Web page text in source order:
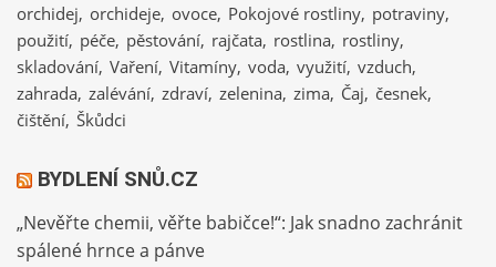
orchidej orchideje ovoce Pokojové rostliny potraviny
použití péče pěstování rajčata rostlina rostliny
skladování Vaření Vitamíny voda využití vzduch
zahrada zalévání zdraví zelenina zima Čaj česnek
čištění Škůdci
BYDLENÍ SNŮ.CZ
„Nevěřte chemii, věřte babičce!“: Jak snadno zachránit
spálené hrnce a pánve